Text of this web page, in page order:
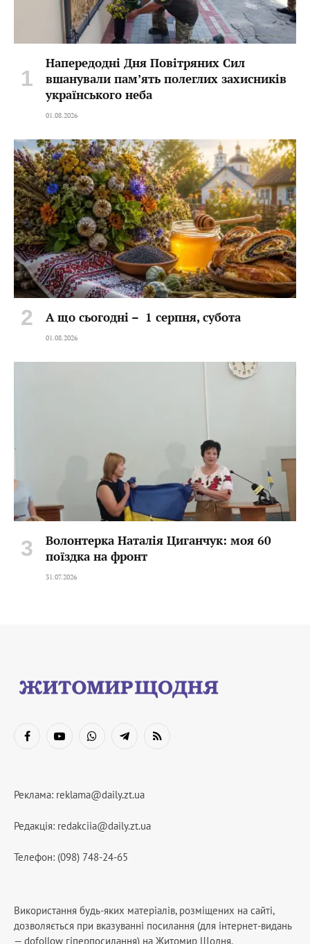
Напередодні Дня Повітряних Сил
вшанували пам’ять полеглих захисників
українського неба
01.08.2026
А що сьогодні – 1 серпня, субота
01.08.2026
Волонтерка Наталія Циганчук: моя 60
поїздка на фронт
31.07.2026
FacebookYouTubeWhatsAppTelegramRSS
Реклама: reklama@daily.zt.ua
Редакція: redakciia@daily.zt.ua
Телефон: (098) 748-24-65
Використання будь-яких матеріалів, розміщених на сайті,
дозволяється при вказуванні посилання (для інтернет-видань
— dofollow гіперпосилання) на Житомир Щодня.